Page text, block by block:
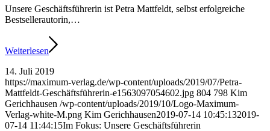
Unsere Geschäftsführerin ist Petra Mattfeldt, selbst erfolgreiche
Bestsellerautorin,…
Weiterlesen
14. Juli 2019
https://maximum-verlag.de/wp-content/uploads/2019/07/Petra-
Mattfeldt-Geschäftsführerin-e1563097054602.jpg 804 798 Kim
Gerichhausen /wp-content/uploads/2019/10/Logo-Maximum-
Verlag-white-M.png Kim Gerichhausen2019-07-14 10:45:132019-
07-14 11:44:15Im Fokus: Unsere Geschäftsführerin